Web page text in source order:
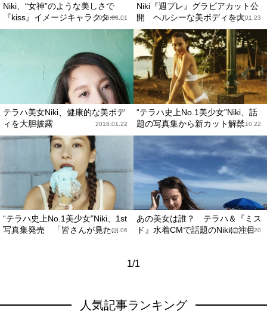
Niki、“女神”のような美しさで
『kiss』イメージキャラクター...
2018.03.01
Niki『週プレ』グラビアカット公
開 ヘルシーな美ボディを大...
2018.01.23
テラハ美女Niki、健康的な美ボデ
ィを大胆披露
2018.01.22
“テラハ史上No.1美少女”Niki、話
題の写真集から新カット解禁2017.10.22
“テラハ史上No.1美少女”Niki、1st
写真集発売 「皆さんが見た...
2017.09.06
あの美女は誰？ テラハ＆『ミス
ド』水着CMで話題のNikiに注目
2017.07.20
1/1
人気記事ランキング